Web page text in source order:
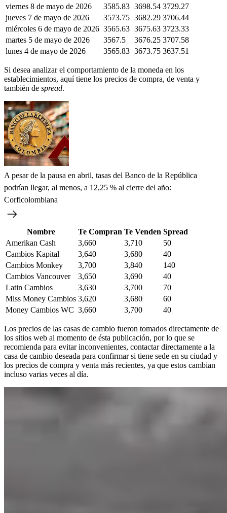
viernes 8 de mayo de 2026
3585.83 3698.54 3729.27
jueves 7 de mayo de 2026
3573.75 3682.29 3706.44
miércoles 6 de mayo de 2026 3565.63 3675.63 3723.33
martes 5 de mayo de 2026
3567.5 3676.25 3707.58
lunes 4 de mayo de 2026
3565.83 3673.75 3637.51
Si desea analizar el comportamiento de la moneda en los
establecimientos, aquí tiene los precios de compra, de venta y
también de spread.
A pesar de la pausa en abril, tasas del Banco de la República
podrían llegar, al menos, a 12,25 % al cierre del año:
Corficolombiana
Nombre Te Compran Te Venden Spread
Amerikan Cash
3,660 3,710
50
Cambios Kapital
3,640 3,680
40
Cambios Monkey
3,700 3,840
140
Cambios Vancouver
3,650 3,690
40
Latin Cambios
3,630 3,700
70
Miss Money Cambios 3,620 3,680
60
Money Cambios WC 3,660 3,700 40
Los precios de las casas de cambio fueron tomados directamente de
los sitios web al momento de ésta publicación, por lo que se
recomienda para evitar inconvenientes, contactar directamente a la
casa de cambio deseada para confirmar si tiene sede en su ciudad y
los precios de compra y venta más recientes, ya que estos cambian
incluso varias veces al día.